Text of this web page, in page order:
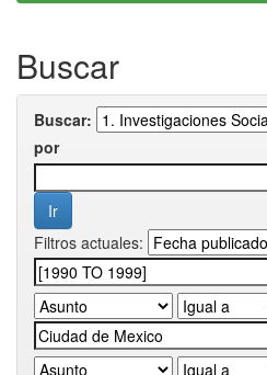
Buscar
Buscar:
por
Filtros actuales: